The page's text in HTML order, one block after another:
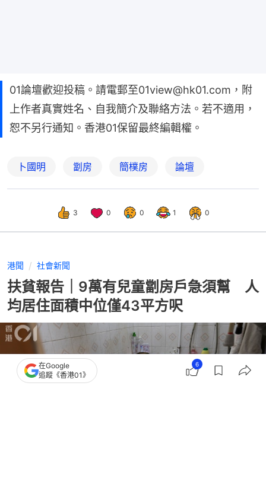
01論壇歡迎投稿。請電郵至01view@hk01.com，附
上作者真實姓名、自我簡介及聯絡方法。若不適用，
恕不另行通知。香港01保留最終編輯權。
卜國明 劏房 簡樸房 論壇
3 0 0 1 0
港聞 社會新聞
扶貧報告｜9萬有兒童劏房戶急須幫 人
均居住面積中位僅43平方呎
在Google
追蹤《香港01》
6